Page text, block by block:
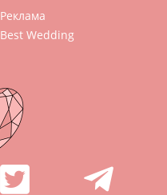
Реклама
Best Wedding